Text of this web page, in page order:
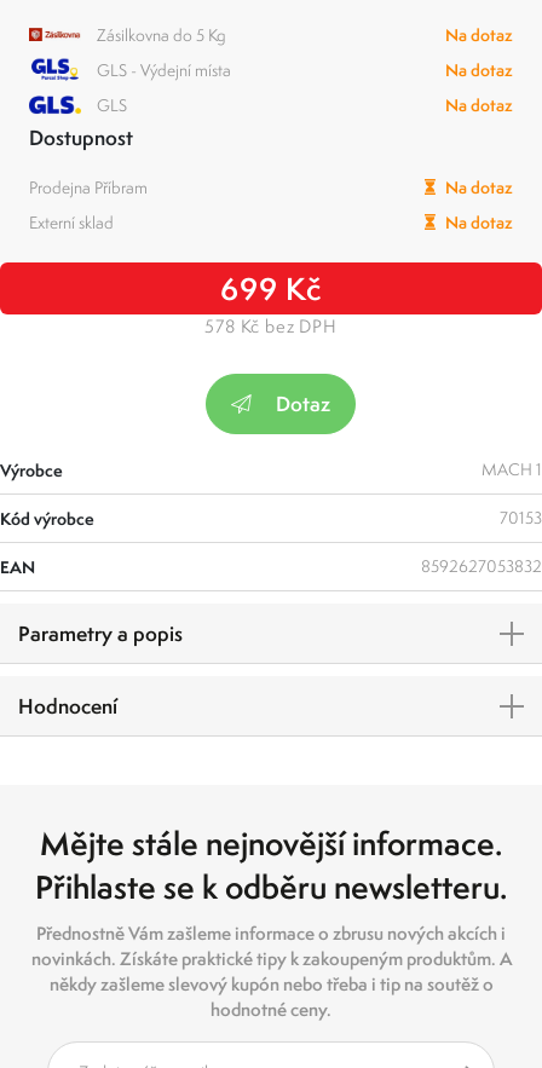
Zásilkovna do 5 Kg
Na dotaz
GLS - Výdejní místa
Na dotaz
GLS
Na dotaz
Dostupnost
Prodejna Příbram
Na dotaz
Externí sklad
Na dotaz
699 Kč
578 Kč bez DPH
Dotaz
Výrobce MACH 1
Kód výrobce 70153
EAN 8592627053832
Parametry a popis
Hodnocení
Mějte stále nejnovější informace.
Přihlaste se k odběru newsletteru.
Přednostně Vám zašleme informace o zbrusu nových akcích i
novinkách. Získáte praktické tipy k zakoupeným produktům. A
někdy zašleme slevový kupón nebo třeba i tip na soutěž o
hodnotné ceny.